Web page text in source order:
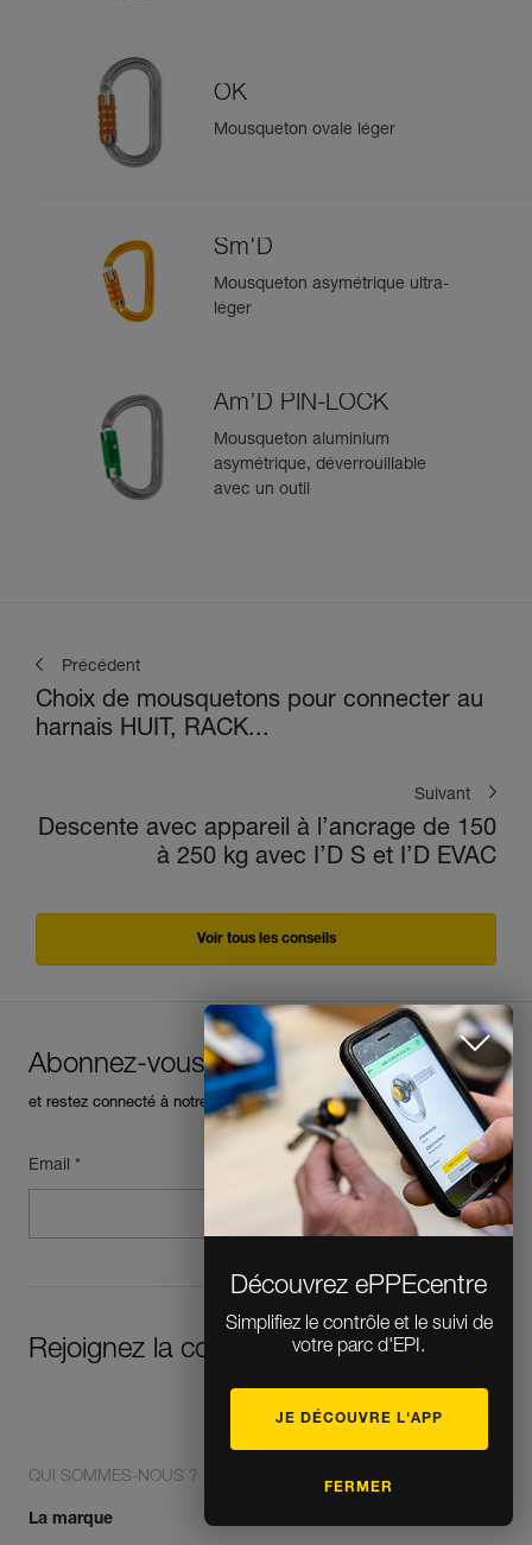
OK
Mousqueton ovale léger
Sm'D
Mousqueton asymétrique ultra-
léger
Am’D PIN-LOCK
Mousqueton aluminium
asymétrique, déverrouillable
avec un outil
Précédent
Choix de mousquetons pour connecter au
harnais HUIT, RACK...
Suivant
Descente avec appareil à l’ancrage de 150
à 250 kg avec I’D S et I’D EVAC
Voir tous les conseils
Découvrez ePPEcentre
Simplifiez le contrôle et le suivi de
votre parc d'EPI.
JE DÉCOUVRE L'APP
FERMER
Abonnez-vous à la newsletter
et restez connecté à notre actualité
Email *
Rejoignez la communauté !
QUI SOMMES-NOUS ?
La marque